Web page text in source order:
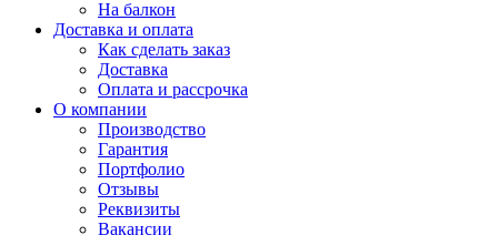
На балкон
Доставка и оплата
Как сделать заказ
Доставка
Оплата и рассрочка
О компании
Производство
Гарантия
Портфолио
Отзывы
Реквизиты
Вакансии